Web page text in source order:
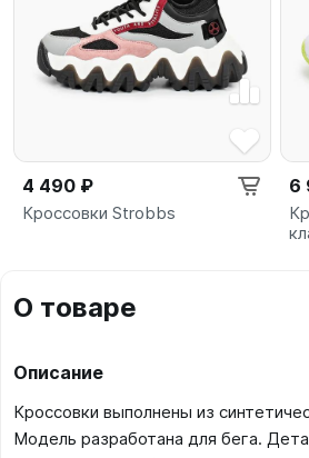
4 490 ₽
Кроссовки Strobbs
6
О товаре
Описание
Кроссовки выполнены из
Модель разработана для бега.